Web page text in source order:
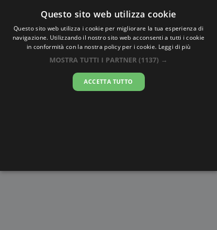
Oraesatta.co
Ora EsattaMurghob
04:28:23
Questo sito web utilizza cookie
Questo sito web utilizza i cookie per migliorare la tua esperienza di
navigazione. Utilizzando il nostro sito web acconsenti a tutti i cookie
in conformità con la nostra policy per i cookie. Leggi di più
MOSTRA TUTTI I PARTNER (1137) →
ACCETTA TUTTO